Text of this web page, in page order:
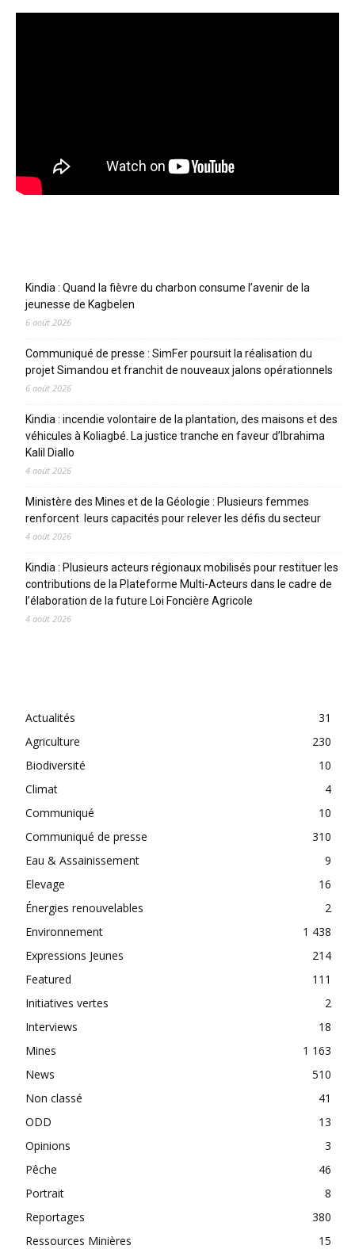
Kindia : Quand la fièvre du charbon consume l’avenir de la
jeunesse de Kagbelen
6 août 2026
Communiqué de presse : SimFer poursuit la réalisation du
projet Simandou et franchit de nouveaux jalons opérationnels
6 août 2026
Kindia : incendie volontaire de la plantation, des maisons et des
véhicules à Koliagbé. La justice tranche en faveur d’Ibrahima
Kalil Diallo
4 août 2026
Ministère des Mines et de la Géologie : Plusieurs femmes
renforcent leurs capacités pour relever les défis du secteur
4 août 2026
Kindia : Plusieurs acteurs régionaux mobilisés pour restituer les
contributions de la Plateforme Multi-Acteurs dans le cadre de
l’élaboration de la future Loi Foncière Agricole
4 août 2026
Actualités
31
Agriculture
230
Biodiversité
10
Climat
4
Communiqué
10
Communiqué de presse
310
Eau & Assainissement
9
Elevage
16
Énergies renouvelables
2
Environnement
1 438
Expressions Jeunes
214
Featured
111
Initiatives vertes
2
Interviews
18
Mines
1 163
News
510
Non classé
41
ODD
13
Opinions
3
Pêche
46
Portrait
8
Reportages
380
Ressources Minières
15